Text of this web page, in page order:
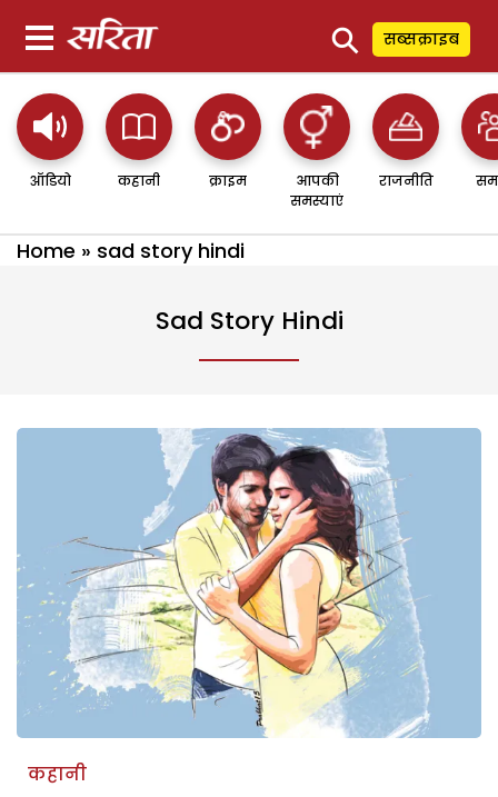
⚲ सब्सक्राइब
ऑडियो कहानी क्राइम
आपकी
समस्याएं
राजनीति
Home » sad story hindi
Sad Story Hindi
कहानी